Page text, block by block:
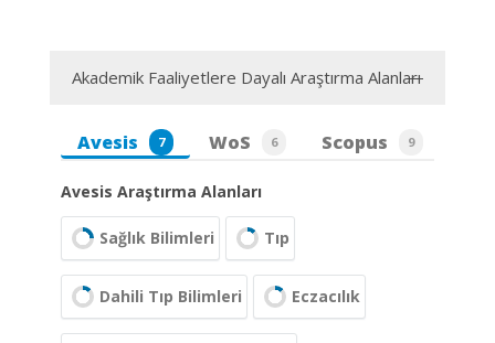
Akademik Faaliyetlere Dayalı Araştırma Alanları
Avesis 7 WoS 6 Scopus 9
Avesis Araştırma Alanları
Sağlık Bilimleri Tıp
Dahili Tıp Bilimleri Eczacılık